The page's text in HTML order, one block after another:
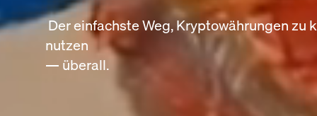
Der einfachste Weg, Kryptowährungen zu
nutzen
— überall.